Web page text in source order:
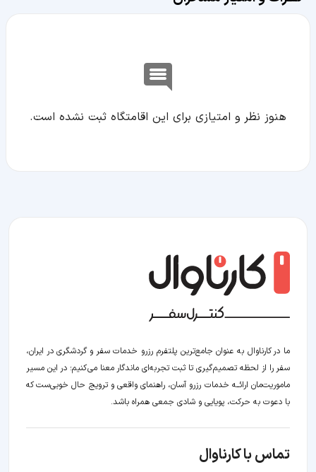
هنوز نظر و امتیازی برای این اقامتگاه ثبت نشده است.
ما در کارناوال به عنوان جامع‌ترین پلتفرم رزرو خدمات سفر و گردشگری در ایران،
سفر را از لحظه‌ تصمیم‌گیری تا ثبت تجربه‌ای ماندگار معنا می‌کنیم؛ در این مسیر‍
ماموریت‌مان اراﺋــﻪ خدمات رزرو آسان، راهنمای واقعی و ترویج حال خوبی‌ست که
با دعوت به حرکت، پویایی و شادی جمعی همراه باشد.
تماس با کارناوال